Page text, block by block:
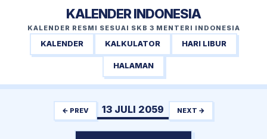
KALENDER INDONESIA
KALENDER RESMI SESUAI SKB 3 MENTERI INDONESIA
KALENDER KALKULATOR HARI LIBUR
HALAMAN
← PREV 13 JULI 2059 NEXT →